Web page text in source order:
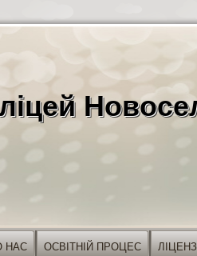
НАС ОСВІТНІЙ ПРОЦЕС